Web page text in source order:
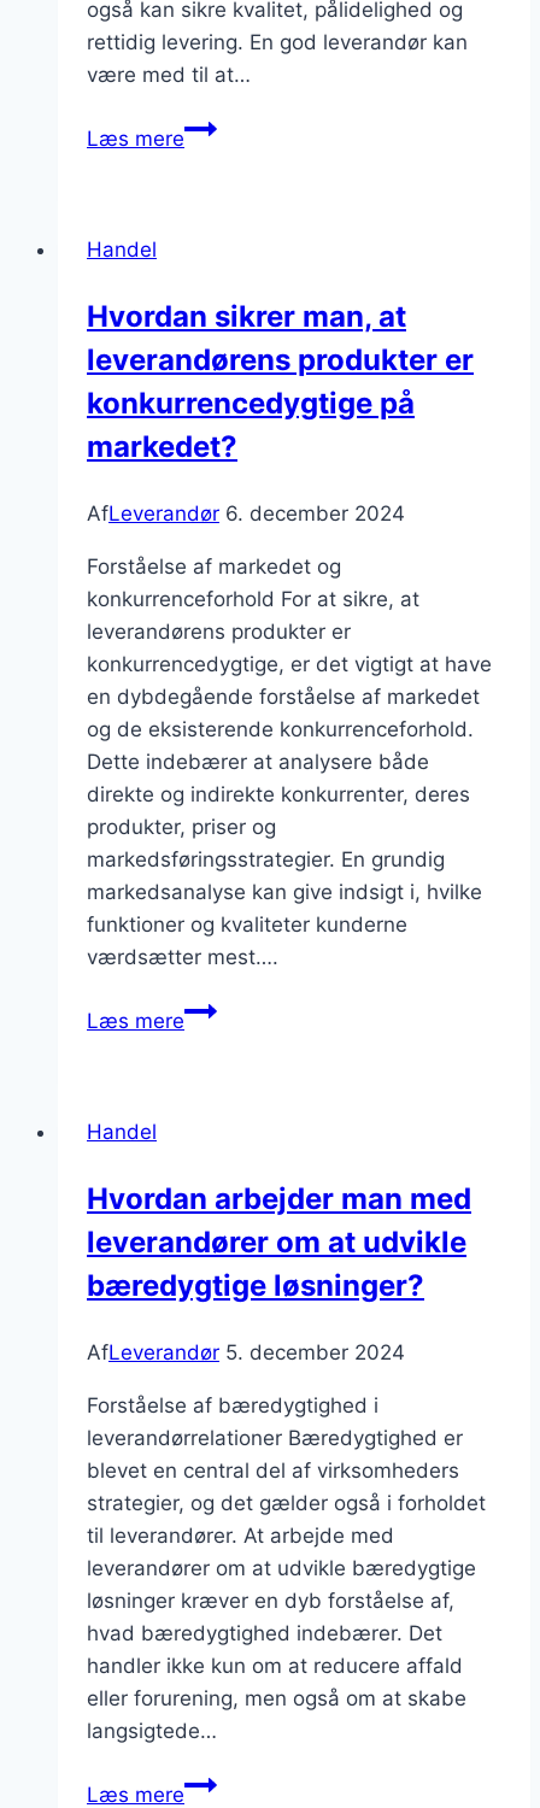
også kan sikre kvalitet, pålidelighed og
rettidig levering. En god leverandør kan
være med til at…
Læs mereLeverandører
tage
i
betragtning
Handel
Hvordan sikrer man, at
leverandørens produkter er
konkurrencedygtige på
markedet?
AfLeverandør 6. december 2024
Forståelse af markedet og
konkurrenceforhold For at sikre, at
leverandørens produkter er
konkurrencedygtige, er det vigtigt at have
en dybdegående forståelse af markedet
og de eksisterende konkurrenceforhold.
Dette indebærer at analysere både
direkte og indirekte konkurrenter, deres
produkter, priser og
markedsføringsstrategier. En grundig
markedsanalyse kan give indsigt i, hvilke
funktioner og kvaliteter kunderne
værdsætter mest….
Læs mereHvordan
er
konkurrencedygtige
markedet?
Handel
Hvordan arbejder man med
leverandører om at udvikle
bæredygtige løsninger?
AfLeverandør 5. december 2024
Forståelse af bæredygtighed i
leverandørrelationer Bæredygtighed er
blevet en central del af virksomheders
strategier, og det gælder også i forholdet
til leverandører. At arbejde med
leverandører om at udvikle bæredygtige
løsninger kræver en dyb forståelse af,
hvad bæredygtighed indebærer. Det
handler ikke kun om at reducere affald
eller forurening, men også om at skabe
langsigtede…
Læs mereHvordan